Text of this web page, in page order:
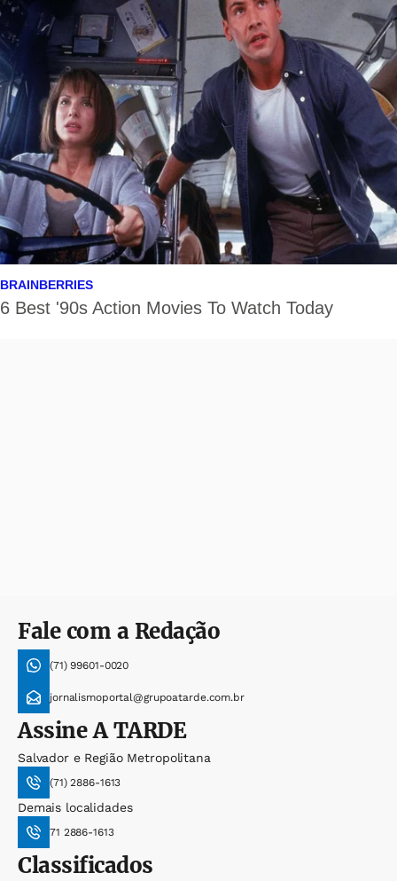
Fale com a Redação
(71) 99601-0020
jornalismoportal@grupoatarde.com.br
AssineA TARDE
Salvador e Região Metropolitana
(71) 2886-1613
Demais localidades
71 2886-1613
Classificados